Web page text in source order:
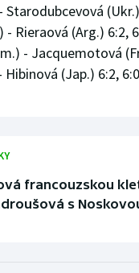
Starodubcevová
- Rieraová (Arg.) 6:2,
- Jacquemotová
Hibinová (Jap.) 6:2,
francouzskou
s